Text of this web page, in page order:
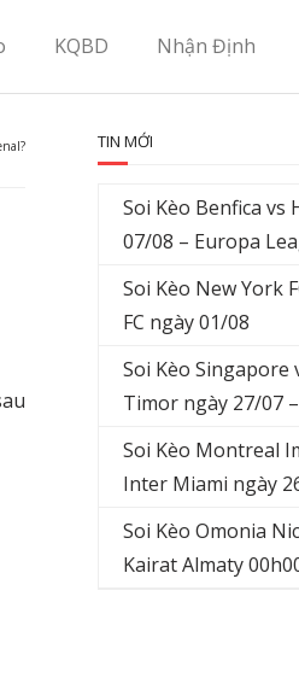
KQBD Nhận Định
TIN MỚI
Soi Kèo Benfica vs
07/08 – Europa
Soi Kèo New York
FC ngày 01/08
Soi Kèo Singapore
Timor ngày 27/07
Soi Kèo Montreal
Inter Miami ngày
Soi Kèo Omonia
Kairat Almaty